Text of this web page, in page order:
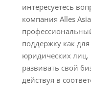
интересуетесь
компания Alles
поддержку как
юридических лиц.
развивать свой
действуя в